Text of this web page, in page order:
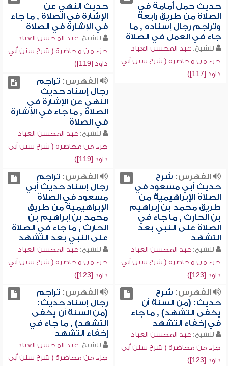
حديث حمل أمامة في
الصلاة من طريق رابعة
وتراجم رجال إسناده , ما
جاء في العمل في الصلاة
للشيخ: عبد المحسن العباد
جزء من محاضرة ( شرح سنن أبي
داود [117])
حديث النهي عن
الإشارة في الصلاة , ما جاء
في الإشارة في الصلاة
للشيخ: عبد المحسن العباد
جزء من محاضرة ( شرح سنن أبي
داود [119])
الفهرس: تراجم
رجال إسناد حديث
النهي عن الإشارة في
الصلاة , ما جاء في الإشارة
في الصلاة
للشيخ: عبد المحسن العباد
جزء من محاضرة ( شرح سنن أبي
داود [119])
الفهرس: شرح
حديث أبي مسعود في
الصلاة الإبراهيمية من
طريق محمد بن إبراهيم
بن الحارث , ما جاء في
الصلاة على النبي بعد
التشهد
للشيخ: عبد المحسن العباد
جزء من محاضرة ( شرح سنن أبي
داود [123])
الفهرس: تراجم
رجال إسناد حديث أبي
مسعود في الصلاة
الإبراهيمية من طريق
محمد بن إبراهيم بن
الحارث , ما جاء في الصلاة
على النبي بعد التشهد
للشيخ: عبد المحسن العباد
جزء من محاضرة ( شرح سنن أبي
داود [123])
الفهرس: شرح
حديث: (من السنة أن
يخفى التشهد) , ما جاء
في إخفاء التشهد
للشيخ: عبد المحسن العباد
جزء من محاضرة ( شرح سنن أبي
داود [123])
الفهرس: تراجم
رجال إسناد حديث:
(من السنة أن يخفى
التشهد) , ما جاء في
إخفاء التشهد
للشيخ: عبد المحسن العباد
جزء من محاضرة ( شرح سنن أبي